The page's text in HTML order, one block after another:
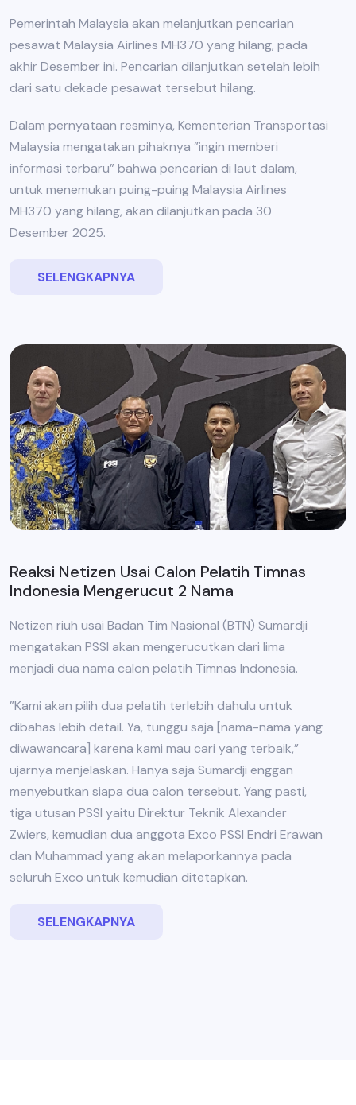
Pemerintah Malaysia akan melanjutkan pencarian
pesawat Malaysia Airlines MH370 yang hilang, pada
akhir Desember ini. Pencarian dilanjutkan setelah lebih
dari satu dekade pesawat tersebut hilang.
Dalam pernyataan resminya, Kementerian Transportasi
Malaysia mengatakan pihaknya ”ingin memberi
informasi terbaru” bahwa pencarian di laut dalam,
untuk menemukan puing-puing Malaysia Airlines
MH370 yang hilang, akan dilanjutkan pada 30
Desember 2025.
SELENGKAPNYA
Reaksi Netizen Usai Calon Pelatih Timnas
Indonesia Mengerucut 2 Nama
Netizen riuh usai Badan Tim Nasional (BTN) Sumardji
mengatakan PSSI akan mengerucutkan dari lima
menjadi dua nama calon pelatih Timnas Indonesia.
”Kami akan pilih dua pelatih terlebih dahulu untuk
dibahas lebih detail. Ya, tunggu saja [nama-nama yang
diwawancara] karena kami mau cari yang terbaik,”
ujarnya menjelaskan. Hanya saja Sumardji enggan
menyebutkan siapa dua calon tersebut. Yang pasti,
tiga utusan PSSI yaitu Direktur Teknik Alexander
Zwiers, kemudian dua anggota Exco PSSI Endri Erawan
dan Muhammad yang akan melaporkannya pada
seluruh Exco untuk kemudian ditetapkan.
SELENGKAPNYA